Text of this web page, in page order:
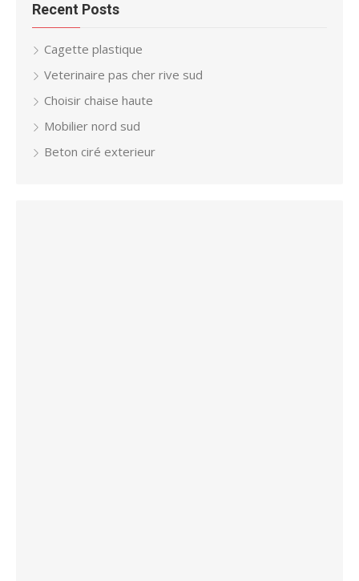
Recent Posts
Cagette plastique
Veterinaire pas cher rive sud
Choisir chaise haute
Mobilier nord sud
Beton ciré exterieur